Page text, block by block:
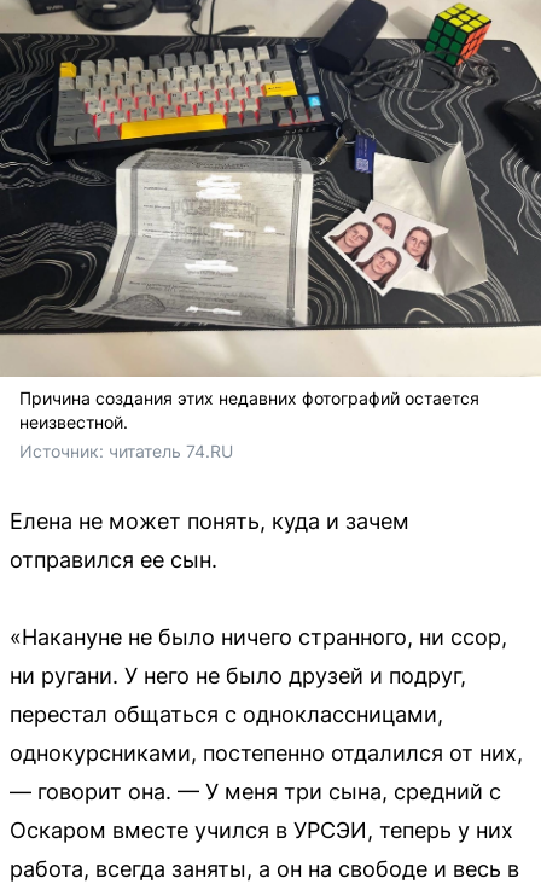
Причина создания этих недавних фотографий остается
неизвестной.
Источник: читатель 74.RU
Елена не может понять, куда и зачем
отправился ее сын.
«Накануне не было ничего странного, ни ссор,
ни ругани. У него не было друзей и подруг,
перестал общаться с одноклассницами,
однокурсниками, постепенно отдалился от них,
— говорит она. — У меня три сына, средний с
Оскаром вместе учился в УРСЭИ, теперь у них
работа, всегда заняты, а он на свободе и весь в